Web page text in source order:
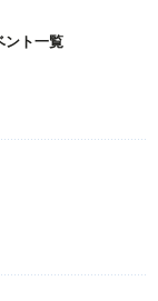
ント一覧